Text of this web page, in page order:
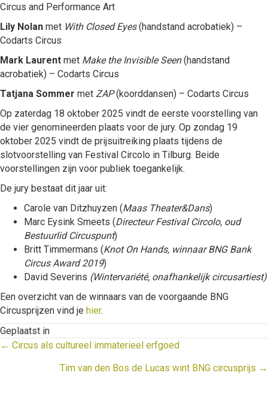
Circus and Performance Art
Lily Nolan met With Closed Eyes(handstand acrobatiek) –
Codarts Circus
Mark Laurent met Make the Invisible Seen(handstand
acrobatiek) – Codarts Circus
Tatjana Sommer met ZAP(koorddansen) – Codarts Circus
Op zaterdag 18 oktober 2025 vindt de eerste voorstelling van
de vier genomineerden plaats voor de jury. Op zondag 19
oktober 2025 vindt de prijsuitreiking plaats tijdens de
slotvoorstelling van Festival Circolo in Tilburg. Beide
voorstellingen zijn voor publiek toegankelijk.
De jury bestaat dit jaar uit:
Carole van Ditzhuyzen (Maas Theater&Dans)
Marc Eysink Smeets (Directeur Festival Circolo, oud
Bestuurlid Circuspunt)
Britt Timmermans (Knot On Hands, winnaar BNG Bank
Circus Award 2019)
David Severins (Wintervariété, onafhankelijk circusartiest)
Een overzicht van de winnaars van de voorgaande BNG
Circusprijzen vind je hier.
Geplaatst in
Posts
navigation
← Circus als cultureel immaterieel erfgoed
Tim van den Bos de Lucas wint BNG circusprijs →